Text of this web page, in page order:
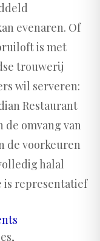
evenaren. Of
is met
trouwerij
wil serveren:
Restaurant
de omvang van
de voorkeuren
halal
is representatief